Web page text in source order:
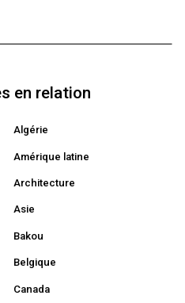
en relation
Algérie
Amérique latine
Architecture
Asie
Bakou
Belgique
Canada